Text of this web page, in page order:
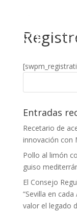
Entradas
Recetario de
innovación con
Pollo al limón
guiso
El Consejo
“Sevilla en
valor el legado